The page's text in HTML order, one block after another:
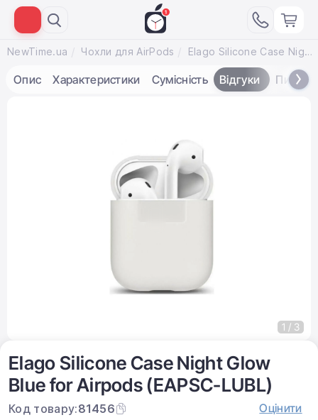
NewTime.ua Чохли для AirPods Elago Silicone Case Night Glow Blue for Airpods (EAPSC-LUBL)
Опис Характеристики Сумісність Відгуки
Elago Silicone Case Night Glow
Blue for Airpods (EAPSC-LUBL)
Код товару:81456 Оцінити
1 / 3